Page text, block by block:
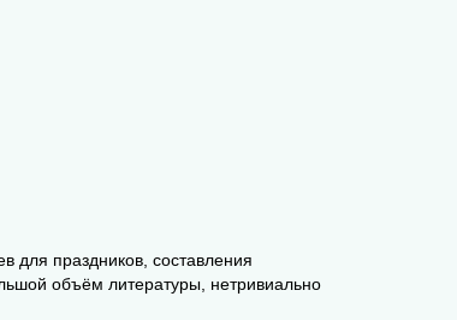
для праздников, составления
объём литературы, нетривиально